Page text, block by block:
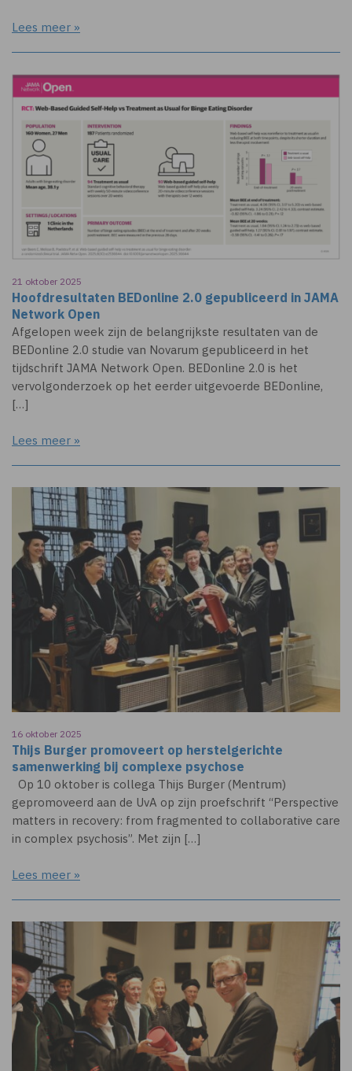
Lees meer »
21 oktober 2025
Hoofdresultaten BEDonline 2.0 gepubliceerd in JAMA
Network Open
Afgelopen week zijn de belangrijkste resultaten van de
BEDonline 2.0 studie van Novarum gepubliceerd in het
tijdschrift JAMA Network Open. BEDonline 2.0 is het
vervolgonderzoek op het eerder uitgevoerde BEDonline,
[…]
Lees meer »
16 oktober 2025
Thijs Burger promoveert op herstelgerichte
samenwerking bij complexe psychose
Op 10 oktober is collega Thijs Burger (Mentrum)
gepromoveerd aan de UvA op zijn proefschrift “Perspective
matters in recovery: from fragmented to collaborative care
in complex psychosis”. Met zijn […]
Lees meer »